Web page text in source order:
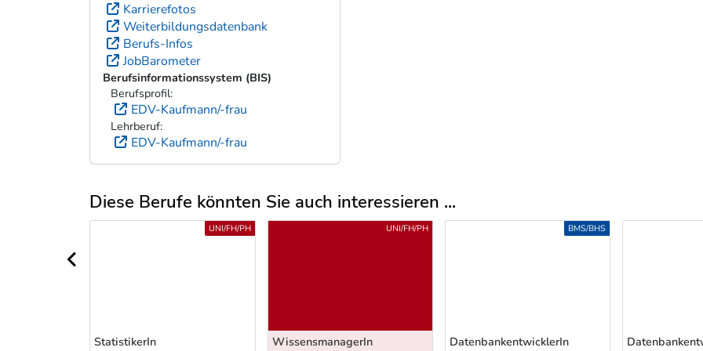
Karrierefotos
Weiterbildungsdatenbank
Berufs-Infos
JobBarometer
Berufsinformationssystem (BIS)
Berufsprofil:
EDV-Kaufmann/-frau
Lehrberuf:
EDV-Kaufmann/-frau
Diese Berufe könnten Sie auch interessieren ...
Uber weitere Berufsvorschläge
StatistikerIn
UNI/FH/PH
WissensmanagerIn
UNI/FH/PH
DatenbankentwicklerIn
BMS/BHS